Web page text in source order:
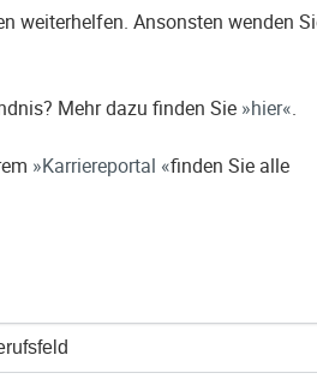
weiterhelfen. Ansonsten wenden
Mehr dazu finden Sie hier .
Karriereportal finden Sie alle